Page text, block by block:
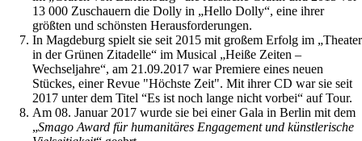
13 000 Zuschauern die Dolly in „Hello Dolly“, eine ihrer
größten und schönsten Herausforderungen.
In Magdeburg spielt sie seit 2015 mit großem Erfolg im „Theater
in der Grünen Zitadelle“ im Musical „Heiße Zeiten –
Wechseljahre“, am 21.09.2017 war Premiere eines neuen
Stückes, einer Revue "Höchste Zeit". Mit ihrer CD war sie seit
2017 unter dem Titel “Es ist noch lange nicht vorbei“ auf Tour.
Am 08. Januar 2017 wurde sie bei einer Gala in Berlin mit dem
„Smago Award für humanitäres Engagement und künstlerische